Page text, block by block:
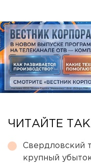
ЧИТАЙТЕ
Свердловский
крупный